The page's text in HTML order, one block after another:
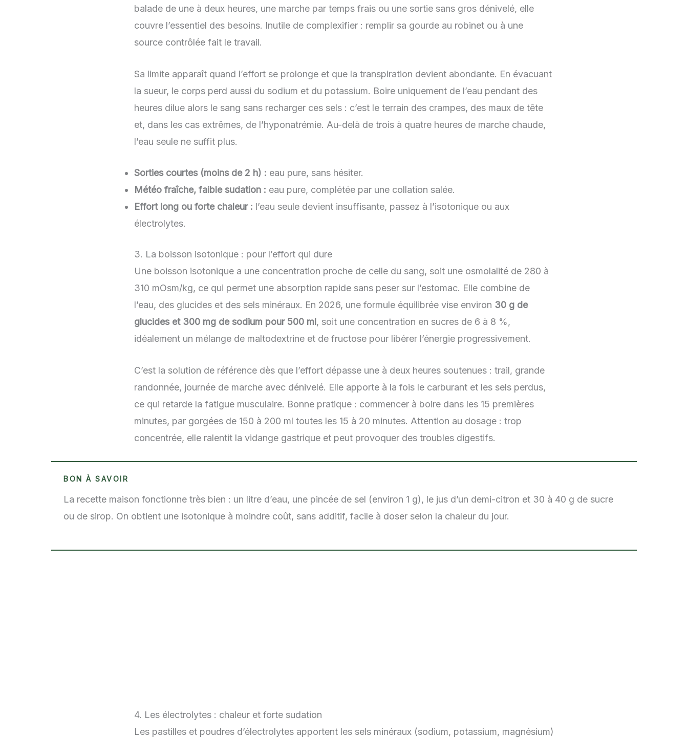
balade de une à deux heures, une marche par temps frais ou une sortie sans gros dénivelé, elle
couvre l’essentiel des besoins. Inutile de complexifier : remplir sa gourde au robinet ou à une
source contrôlée fait le travail.
Sa limite apparaît quand l’effort se prolonge et que la transpiration devient abondante. En évacuant
la sueur, le corps perd aussi du sodium et du potassium. Boire uniquement de l’eau pendant des
heures dilue alors le sang sans recharger ces sels : c’est le terrain des crampes, des maux de tête
et, dans les cas extrêmes, de l’hyponatrémie. Au-delà de trois à quatre heures de marche chaude,
l’eau seule ne suffit plus.
Sorties courtes (moins de 2 h) : eau pure, sans hésiter.
Météo fraîche, faible sudation : eau pure, complétée par une collation salée.
Effort long ou forte chaleur : l’eau seule devient insuffisante, passez à l’isotonique ou aux
électrolytes.
3. La boisson isotonique : pour l’effort qui dure
Une boisson isotonique a une concentration proche de celle du sang, soit une osmolalité de 280 à
310 mOsm/kg, ce qui permet une absorption rapide sans peser sur l’estomac. Elle combine de
l’eau, des glucides et des sels minéraux. En 2026, une formule équilibrée vise environ 30 g de
glucides et 300 mg de sodium pour 500 ml, soit une concentration en sucres de 6 à 8 %,
idéalement un mélange de maltodextrine et de fructose pour libérer l’énergie progressivement.
C’est la solution de référence dès que l’effort dépasse une à deux heures soutenues : trail, grande
randonnée, journée de marche avec dénivelé. Elle apporte à la fois le carburant et les sels perdus,
ce qui retarde la fatigue musculaire. Bonne pratique : commencer à boire dans les 15 premières
minutes, par gorgées de 150 à 200 ml toutes les 15 à 20 minutes. Attention au dosage : trop
concentrée, elle ralentit la vidange gastrique et peut provoquer des troubles digestifs.
BON À SAVOIR
La recette maison fonctionne très bien : un litre d’eau, une pincée de sel (environ 1 g), le jus d’un demi-citron et 30 à 40 g de sucre
ou de sirop. On obtient une isotonique à moindre coût, sans additif, facile à doser selon la chaleur du jour.
4. Les électrolytes : chaleur et forte sudation
Les pastilles et poudres d’électrolytes apportent les sels minéraux (sodium, potassium, magnésium)